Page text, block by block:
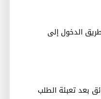
الدخول إلى
بعد تعبئة الطلب